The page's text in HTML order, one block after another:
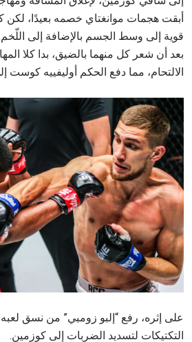
أبقت هجمات موانغتاي خصمه بعيدًا،
قوية إلى وسط الجسم بالإضافة إلى
بعد أن شعر كل منهما بالضيق، بدا كلا
الالتحام، مما دفع الحكم أوليفييه كوست
على إثره، رفع “إلبو زومبي” من نسق
التكتيكات لتسديد الضربات إلى كوزمين.